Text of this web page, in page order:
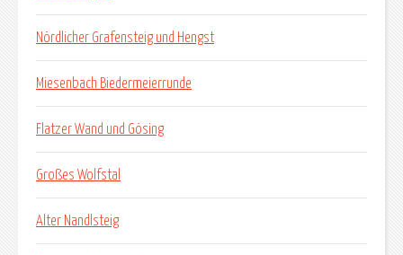
Nördlicher Grafensteig und Hengst
Miesenbach Biedermeierrunde
Flatzer Wand und Gösing
Großes Wolfstal
Alter Nandlsteig